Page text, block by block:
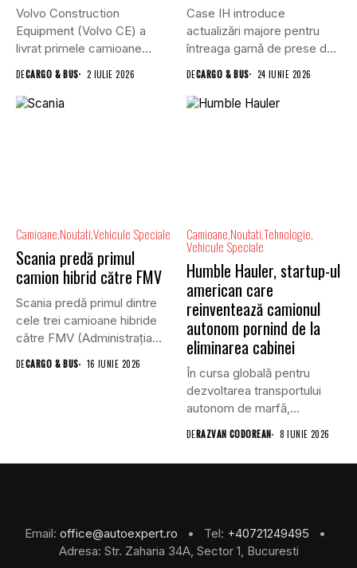
Volvo Construction
Equipment (Volvo CE) a
livrat primele camioane
DECARGO & BUS 2 IULIE 2026
Case IH introduce
actualizări majore pentru
întreaga gamă de prese de
DECARGO & BUS 24 IUNIE 2026
Camioane NoutatiVehicule Speciale
Scania predă primul
camion hibrid către FMV
Scania predă primul dintre
cele trei camioane hibride
către FMV (Administrația
Suedeză...
DECARGO & BUS 16 IUNIE 2026
Camioane NoutatiTehnologie
Vehicule Speciale
Humble Hauler, startup-ul
american care
reinventează camionul
autonom pornind de la
eliminarea cabinei
În cursa globală pentru
dezvoltarea transportului
autonom de marfă,
majoritatea companiilor au...
DERAZVAN CODOREAN 8 IUNIE 2026
Email: office@autoexpert.ro • Tel: +40721249495
•
Adresa: Str. Zaharia 34A, Sector 1, Bucuresti